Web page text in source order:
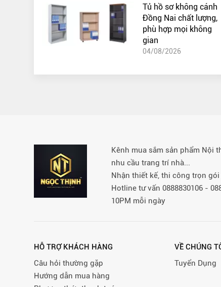
Tủ hồ sơ không cánh
Đồng Nai chất lượng,
phù hợp mọi không
gian
04/08/2026
Kênh mua sắm sản phẩm Nội
nhu cầu trang trí nhà...
Nhận thiết kế, thi công trọn
Hotline tư vấn 0888830106 -
10PM mỗi ngày
HỖ TRỢ KHÁCH HÀNG
Câu hỏi thường gặp
Hướng dẫn mua hàng
VỀ CHÚNG
Tuyển Dụng